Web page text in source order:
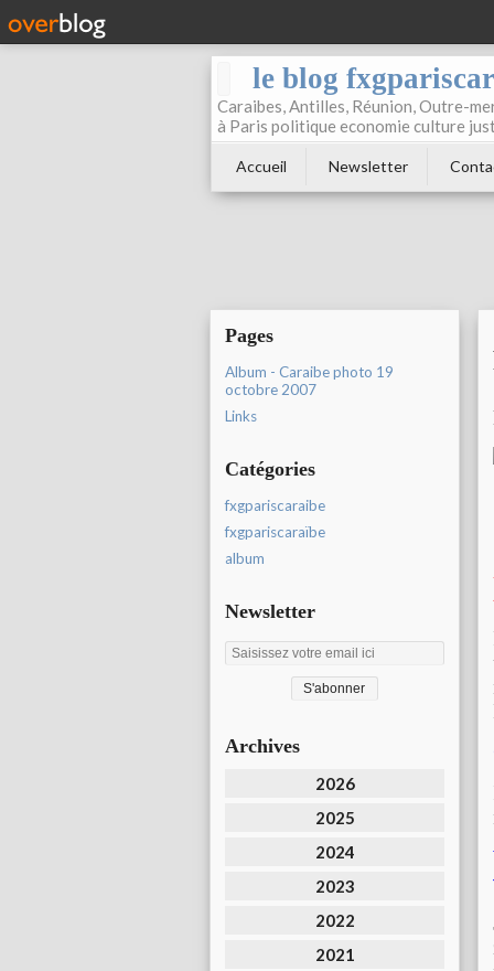
le blog
Caraibes, Antilles, Réunion, Outre-
à Paris politique economie culture
Accueil Newsletter
Pages
Album - Caraibe photo 19
octobre 2007
Links
Catégories
fxgpariscaraibe
fxgpariscaraïbe
album
Newsletter
Archives
2026
2025
2024
2023
2022
2021